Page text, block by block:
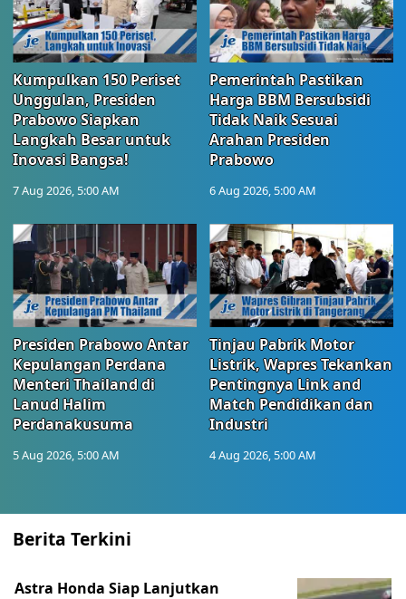
Kumpulkan 150 Periset
Unggulan, Presiden
Prabowo Siapkan
Langkah Besar untuk
Inovasi Bangsa!
7 Aug 2026, 5:00 AM
Pemerintah Pastikan
Harga BBM Bersubsidi
Tidak Naik Sesuai
Arahan Presiden
Prabowo
6 Aug 2026, 5:00 AM
Presiden Prabowo Antar
Kepulangan Perdana
Menteri Thailand di
Lanud Halim
Perdanakusuma
5 Aug 2026, 5:00 AM
Tinjau Pabrik Motor
Listrik, Wapres Tekankan
Pentingnya Link and
Match Pendidikan dan
Industri
4 Aug 2026, 5:00 AM
Berita Terkini
Astra Honda Siap Lanjutkan